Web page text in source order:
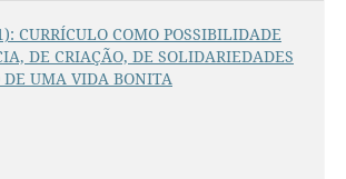
CURRÍCULO COMO POSSIBILIDADE
DE CRIAÇÃO, DE SOLIDARIEDADES
UMA VIDA BONITA